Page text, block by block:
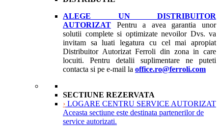
ALEGE UN DISTRIBUITOR
AUTORIZAT
Pentru a avea garantia unor
solutii complete si optimizate nevoilor Dvs. va
invitam sa luati legatura cu cel mai apropiat
Distribuitor Autorizat Ferroli din zona in care
locuiti. Pentru detalii suplimentare ne puteti
contacta si pe e-mail la office.ro@ferroli.com
SECTIUNE REZERVATA
› LOGARE CENTRU SERVICE AUTORIZAT
Aceasta sectiune este destinata partenerilor de
service autorizati.